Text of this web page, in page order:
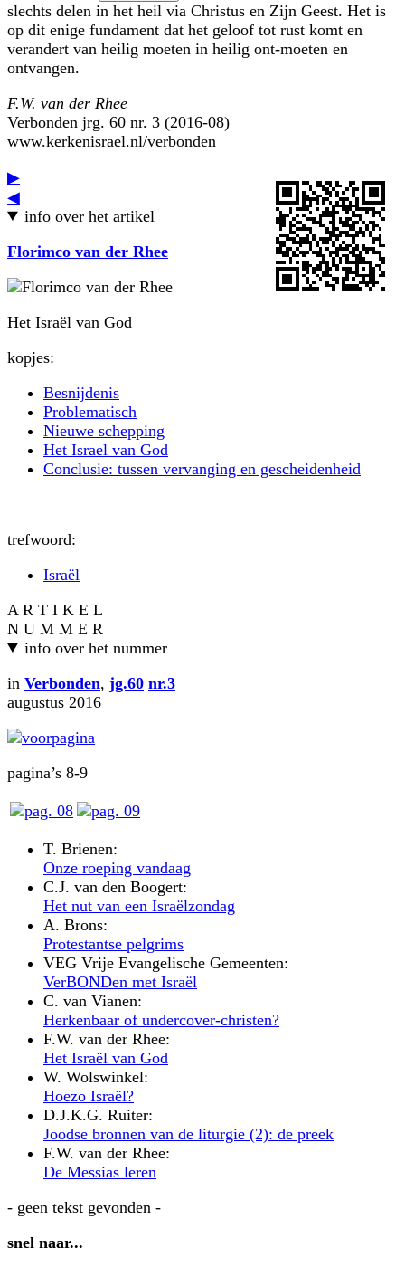
slechts delen in het heil via Christus en Zijn Geest. Het is
op dit enige fundament dat het geloof tot rust komt en
verandert van heilig moeten in heilig ont-moeten en
ontvangen.
F.W. van der Rhee
Verbonden jrg. 60 nr. 3 (2016-08)
www.kerkenisrael.nl/verbonden
▶
◀
info over het artikel
Florimco van der Rhee
Het Israël van God
kopjes:
Besnijdenis
Problematisch
Nieuwe schepping
Het Israel van God
Conclusie: tussen vervanging en gescheidenheid
trefwoord:
Israël
A R T I K E L
N U M M E R
info over het nummer
in Verbonden, jg.60 nr.3
augustus 2016
pagina’s 8-9
T. Brienen:
Onze roeping vandaag
C.J. van den Boogert:
Het nut van een Israëlzondag
A. Brons:
Protestantse pelgrims
VEG Vrije Evangelische Gemeenten:
VerBONDen met Israël
C. van Vianen:
Herkenbaar of undercover-christen?
F.W. van der Rhee:
Het Israël van God
W. Wolswinkel:
Hoezo Israël?
D.J.K.G. Ruiter:
Joodse bronnen van de liturgie (2): de preek
F.W. van der Rhee:
De Messias leren
- geen tekst gevonden -
snel naar...